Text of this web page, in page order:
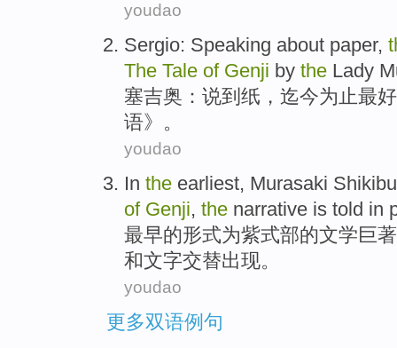
youdao
Sergio: Speaking about paper,
The Tale of Genji by the Lady
塞吉奥 ： 说到 纸 ，迄今为止最好
语》。
youdao
In the earliest, Murasaki Shikibu
of Genji, the narrative is told in
最早的形式为紫式部的文学巨著
和文字交替出现。
youdao
更多双语例句